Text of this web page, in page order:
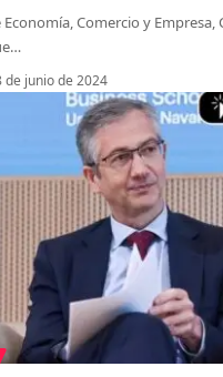
Comercio y Empresa,
…
de junio de 2024